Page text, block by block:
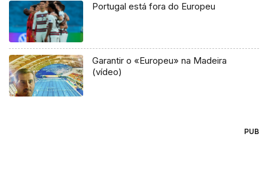
Portugal está fora do Europeu
Garantir o «Europeu» na Madeira
(vídeo)
PUB